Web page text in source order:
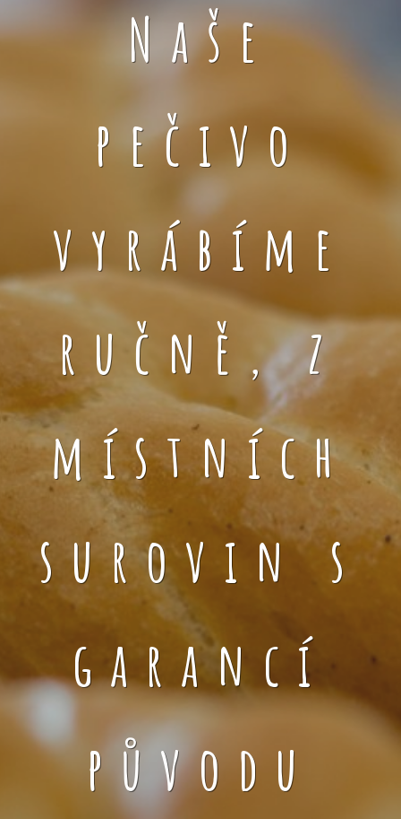
Naše
pečivo
vyrábíme
ručně, z
místních
surovin s
garancí
původu